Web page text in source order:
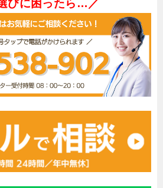
びに困ったら…／